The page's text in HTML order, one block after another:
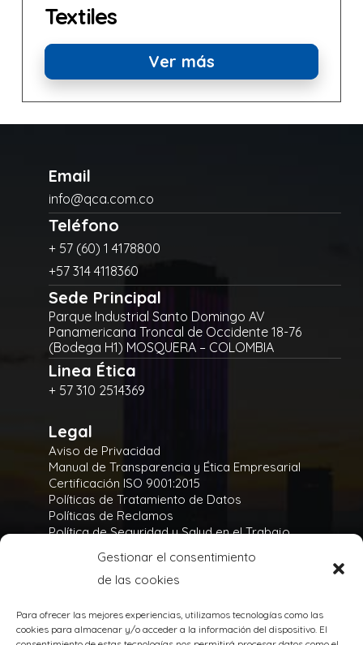
Gestionar el consentimiento
de las cookies
Para ofrecer las mejores experiencias, utilizamos tecnologías como las
cookies para almacenar y/o acceder a la información del dispositivo. El
Textiles
Ver más
Email
info@qca.com.co
Teléfono
+ 57 (60) 1 4178800
+57 314 4118360
Sede Principal
Parque Industrial Santo Domingo AV
Panamericana Troncal de Occidente 18-76
(Bodega H1) MOSQUERA – COLOMBIA
Linea Ética
+ 57 310 2514369
Legal
Aviso de Privacidad
Manual de Transparencia y Ética Empresarial
Certificación ISO 9001:2015
Políticas de Tratamiento de Datos
Políticas de Reclamos
Política de Seguridad y Salud en el Trabajo
Política Ambiental
Gases Refrigerantes